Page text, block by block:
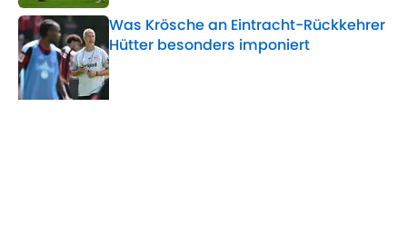
Was Krösche an Eintracht-Rückkehrer
Hütter besonders imponiert
Published by on Invalid Date